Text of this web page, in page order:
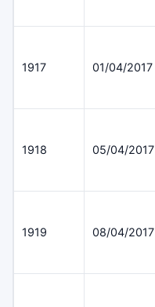
1917 01/04/2017
1918 05/04/2017
1919 08/04/2017